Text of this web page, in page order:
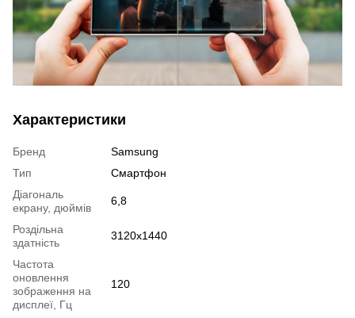
Характеристики
Бренд
Samsung
Тип
Смартфон
Діагональ
екрану, дюймів
6,8
Роздільна
здатність
3120x1440
Частота
оновлення
зображення на
дисплеї, Гц
120